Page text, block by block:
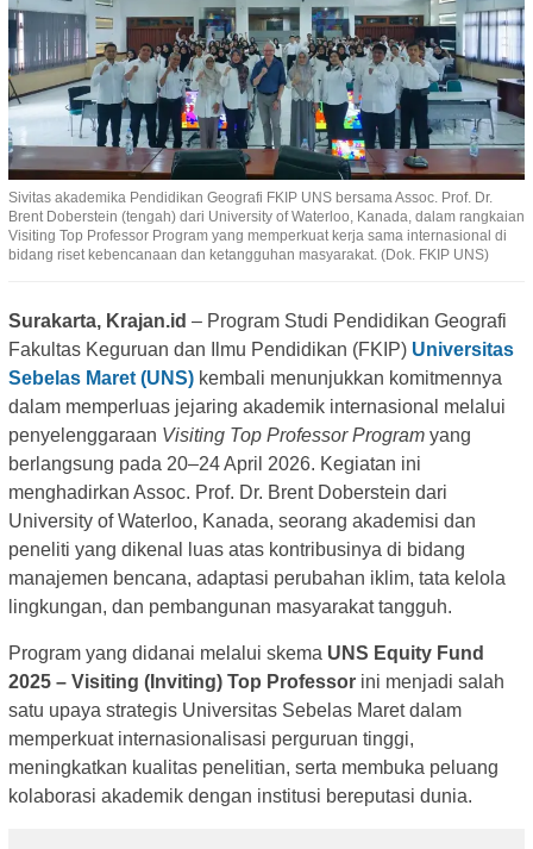
Sivitas akademika Pendidikan Geografi FKIP UNS bersama Assoc. Prof. Dr.
Brent Doberstein (tengah) dari University of Waterloo, Kanada, dalam rangkaian
Visiting Top Professor Program yang memperkuat kerja sama internasional di
bidang riset kebencanaan dan ketangguhan masyarakat. (Dok. FKIP UNS)
Surakarta, Krajan.id – Program Studi Pendidikan Geografi
Fakultas Keguruan dan Ilmu Pendidikan (FKIP) Universitas
Sebelas Maret (UNS) kembali menunjukkan komitmennya
dalam memperluas jejaring akademik internasional melalui
penyelenggaraan Visiting Top Professor Program yang
berlangsung pada 20–24 April 2026. Kegiatan ini
menghadirkan Assoc. Prof. Dr. Brent Doberstein dari
University of Waterloo, Kanada, seorang akademisi dan
peneliti yang dikenal luas atas kontribusinya di bidang
manajemen bencana, adaptasi perubahan iklim, tata kelola
lingkungan, dan pembangunan masyarakat tangguh.
Program yang didanai melalui skema UNS Equity Fund
2025 – Visiting (Inviting) Top Professor ini menjadi salah
satu upaya strategis Universitas Sebelas Maret dalam
memperkuat internasionalisasi perguruan tinggi,
meningkatkan kualitas penelitian, serta membuka peluang
kolaborasi akademik dengan institusi bereputasi dunia.